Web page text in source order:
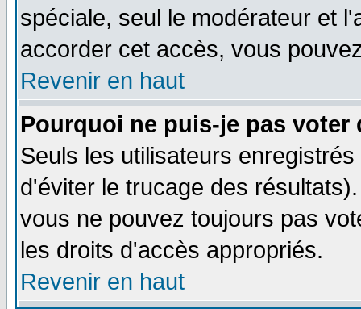
spéciale, seul le modérateur et
accorder cet accès, vous
Revenir en haut
Pourquoi ne puis-je pas voter
Seuls les utilisateurs
d'éviter le trucage des
vous ne pouvez toujours pas
les droits d'accès appropriés.
Revenir en haut